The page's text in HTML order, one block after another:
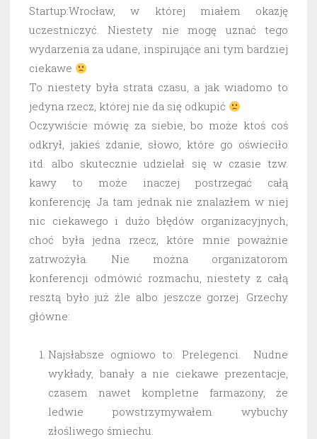
Startup:Wrocław, w której miałem okazję
uczestniczyć. Niestety nie mogę uznać tego
wydarzenia za udane, inspirujące ani tym bardziej
ciekawe
To niestety była strata czasu, a jak wiadomo to
jedyna rzecz, której nie da się odkupić
Oczywiście mówię za siebie, bo może ktoś coś
odkrył, jakieś zdanie, słowo, które go oświeciło
itd. albo skutecznie udzielał się w czasie tzw.
kawy to może inaczej postrzegać całą
konferencję. Ja tam jednak nie znalazłem w niej
nic ciekawego i dużo błędów organizacyjnych,
choć była jedna rzecz, które mnie poważnie
zatrwożyła. Nie można organizatorom
konferencji odmówić rozmachu, niestety z całą
resztą było już źle albo jeszcze gorzej. Grzechy
główne:
Najsłabsze ogniowo to: Prelegenci. Nudne
wykłady, banały a nie ciekawe prezentacje,
czasem nawet kompletne farmazony, że
ledwie powstrzymywałem wybuchy
złośliwego śmiechu.